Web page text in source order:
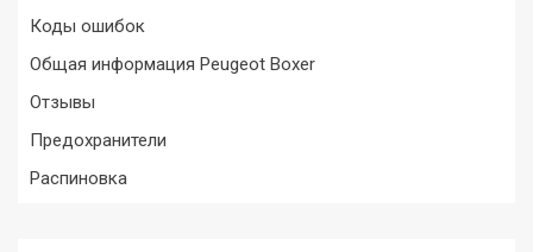
Коды ошибок
Общая информация Peugeot Boxer
Отзывы
Предохранители
Распиновка